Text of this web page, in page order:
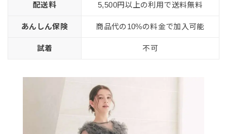
配送料 5,500円以上の利用で送料無料
あんしん保険 商品代の10%の料金で加入可能
試着 不可